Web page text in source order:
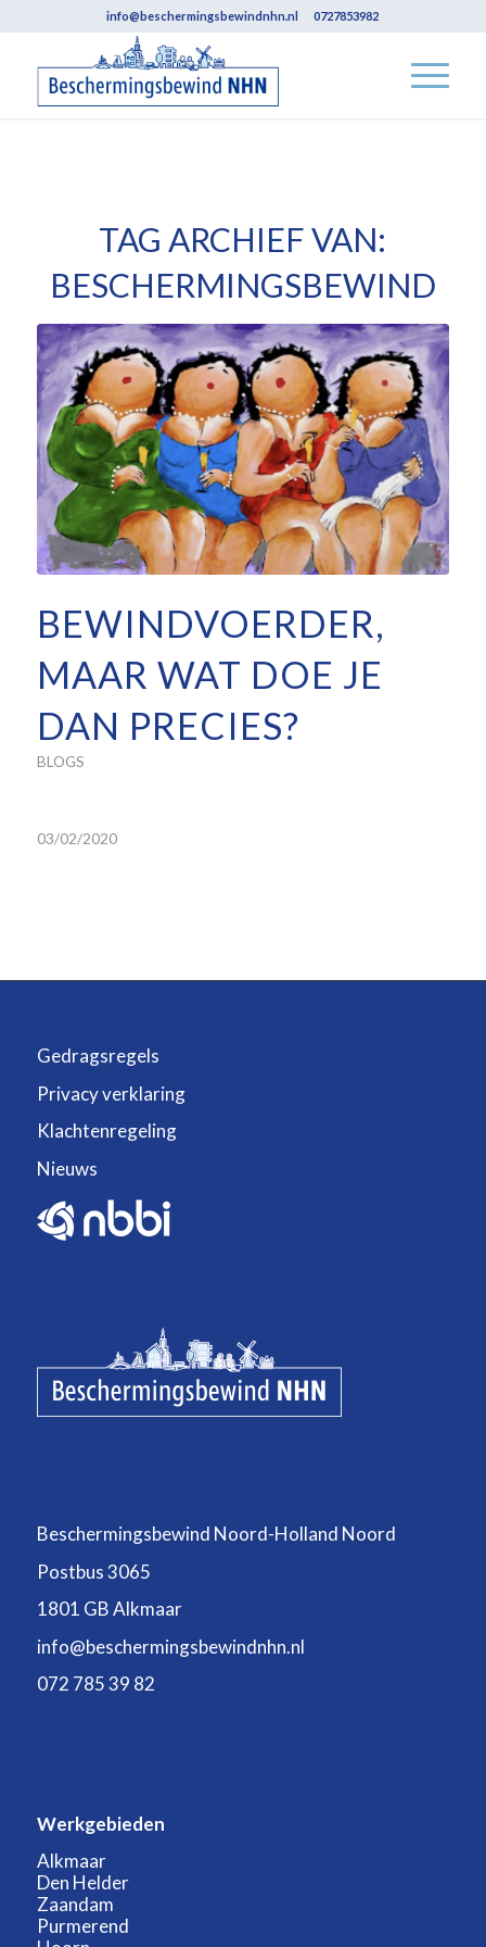
info@beschermingsbewindnhn.nl 0727853982
TAG ARCHIEF VAN:
BESCHERMINGSBEWIND
BEWINDVOERDER,
MAAR WAT DOE JE
DAN PRECIES?
BLOGS
03/02/2020
Gedragsregels
Privacy verklaring
Klachtenregeling
Nieuws
Beschermingsbewind Noord-Holland Noord
Postbus 3065
1801 GB Alkmaar
info@beschermingsbewindnhn.nl
072 785 39 82
Werkgebieden
Alkmaar
Den Helder
Zaandam
Purmerend